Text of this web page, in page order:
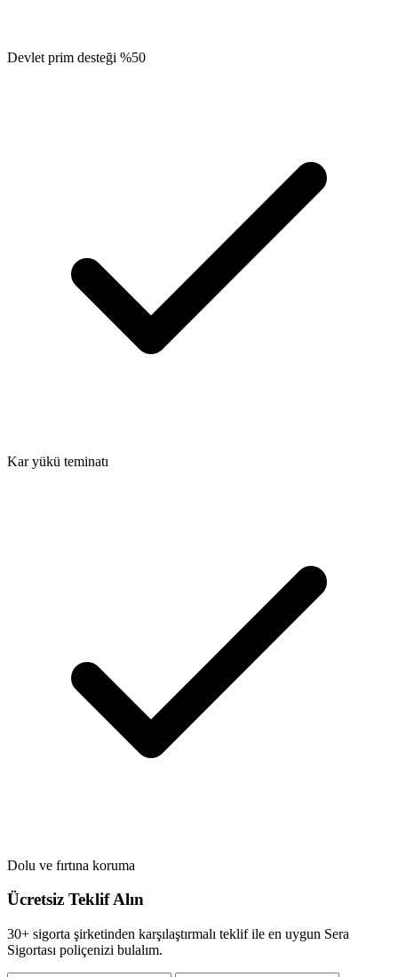
Devlet prim desteği %50
Kar yükü teminatı
Dolu ve fırtına koruma
Ücretsiz Teklif Alın
30+ sigorta şirketinden karşılaştırmalı teklif ile en uygun Sera
Sigortası poliçenizi bulalım.